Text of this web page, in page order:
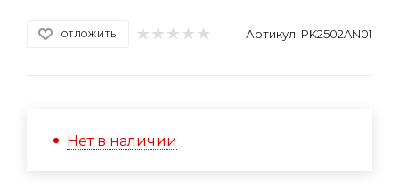
ОТЛОЖИТЬ Артикул: PK2502AN01
Нет в наличии